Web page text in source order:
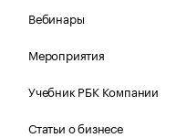
Вебинары
Мероприятия
Учебник РБК Компании
Статьи о бизнесе